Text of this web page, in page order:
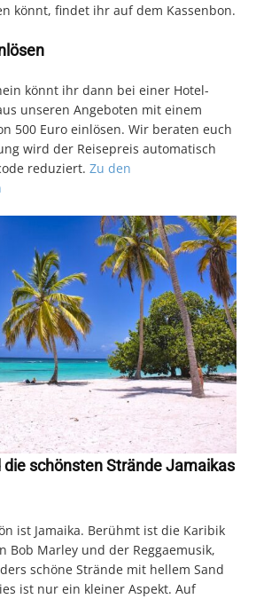
könnt, findet ihr auf dem Kassenbon.
könnt ihr dann bei einer Hotel-
unseren Angeboten mit einem
500 Euro einlösen. Wir beraten euch
wird der Reisepreis automatisch
reduziert.Zu den
schönsten Strände Jamaikas
ist Jamaika. Berühmt ist die Karibik
Bob Marley und der Reggaemusik,
schöne Strände mit hellem Sand
ist nur ein kleiner Aspekt. Auf